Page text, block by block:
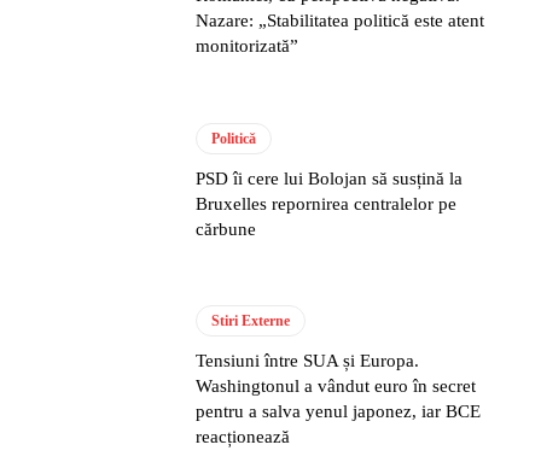
Nazare: „Stabilitatea politică este atent
monitorizată”
Politică
PSD îi cere lui Bolojan să susțină la
Bruxelles repornirea centralelor pe
cărbune
Stiri Externe
Tensiuni între SUA și Europa.
Washingtonul a vândut euro în secret
pentru a salva yenul japonez, iar BCE
reacționează